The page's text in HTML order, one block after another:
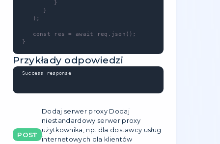
składanie zamówień).
Listę uprawnień znajdziesz także w naszej
Metoda zapytania
GEThttps://api.stableproxy.com/v2/package/note/
Identyfikator Regulamin
Przykład
Nie
koniecznie
nullable string
id 1 required